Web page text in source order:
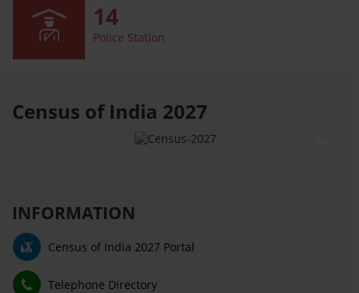
14
Police Station
Census of India 2027
INFORMATION
Census of India 2027 Portal
Telephone Directory